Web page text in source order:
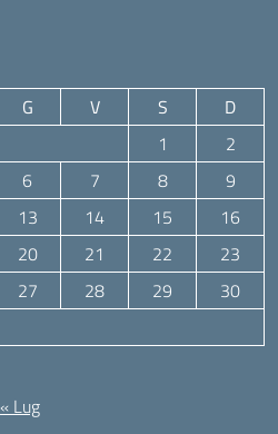
G V S
D
1
2
6 7 8
9
13 14 15
16
20 21 22
23
27 28 29
30
« Lug